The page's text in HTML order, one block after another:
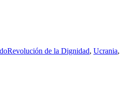
Etiquetas
Revolución de la Dignidad, Ucrania,